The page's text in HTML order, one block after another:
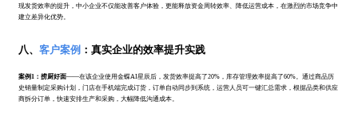
现发货效率的提升，中小企业不仅能改善客户体验，更能释放资金周转效率、降低运营成本，在激烈的市场竞争中
建立差异化优势。
八、客户案例 ：真实企业的效率提升实践
案例1：捞厨好面——在该企业使用金蝶AI星辰后，发货效率提高了20%，库存管理效率提高了60%。通过商品历
史销量制定采购计划，门店在手机端完成订货，订单自动同步到系统，运营人员可一键汇总需求，根据品类和供应
商拆分订单，快速安排生产和采购，大幅降低沟通成本。